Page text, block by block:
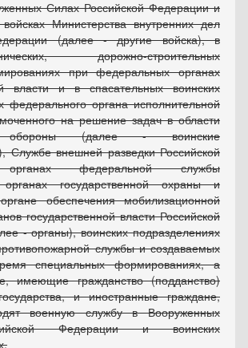
Силах Российской Федерации и
Министерства внутренних дел
(далее - другие войска), в
дорожно-строительных
при федеральных органах
власти и в спасательных воинских
федерального органа исполнительной
на решение задач в области
обороны (далее - воинские
Службе внешней разведки Российской
федеральной службы
органах государственной охраны и
обеспечения мобилизационной
государственной власти Российской
- органы), воинских подразделениях
службы и создаваемых
специальных формированиях, а
имеющие гражданство (подданство)
и иностранные граждане,
военную службу в Вооруженных
Федерации и воинских